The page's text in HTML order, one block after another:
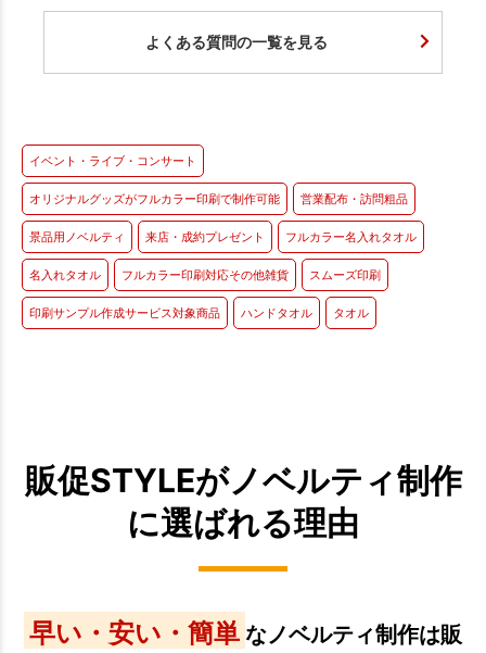
よくある質問の一覧を見る
イベント・ライブ・コンサート
オリジナルグッズがフルカラー印刷で制作可能 営業配布・訪問粗品
景品用ノベルティ 来店・成約プレゼント フルカラー名入れタオル
名入れタオル フルカラー印刷対応その他雑貨 スムーズ印刷
印刷サンプル作成サービス対象商品 ハンドタオル タオル
販促STYLEがノベルティ制作
に選ばれる理由
早い・安い・簡単 なノベルティ制作は販